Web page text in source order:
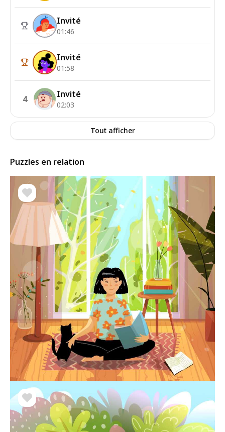
Invité
01:46
Invité
01:58
4 Invité
02:03
Tout afficher
Puzzles en relation